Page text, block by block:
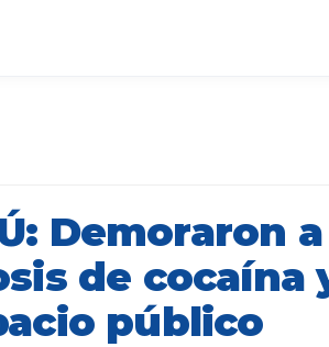
Demoraron
de cocaína
público